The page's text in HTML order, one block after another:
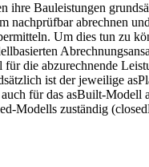
ihre Bauleistungen
nachprüfbar abrechnen
Um dies tun zu
die abzurechnende
ist der jeweilige
für das asBuilt-Modell
Modells zuständig